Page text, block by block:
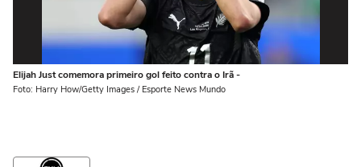
Elijah Just comemora primeiro gol feito contra o Irã -
Foto: Harry How/Getty Images / Esporte News Mundo